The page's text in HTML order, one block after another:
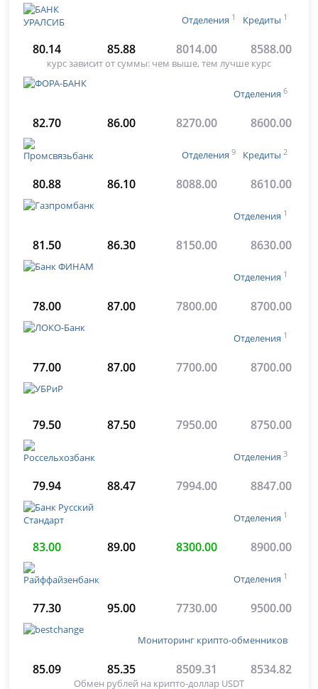
Отделения 1 Кредиты 1
80.14 85.88 8014.00 8588.00
курс зависит от суммы: чем выше, тем лучше курс
Отделения 6
82.70 86.00 8270.00 8600.00
Отделения 9 Кредиты 2
80.88 86.10 8088.00 8610.00
Отделения 1
81.50 86.30 8150.00 8630.00
Отделения 1
78.00 87.00 7800.00 8700.00
Отделения 1
77.00 87.00 7700.00 8700.00
79.50 87.50 7950.00 8750.00
Отделения 3
79.94 88.47 7994.00 8847.00
Отделения 1
83.00 89.00 8300.00 8900.00
Отделения 1
77.30 95.00 7730.00 9500.00
Мониторинг крипто-обменников
85.09 85.35 8509.31 8534.82
Обмен рублей на крипто-доллар USDT